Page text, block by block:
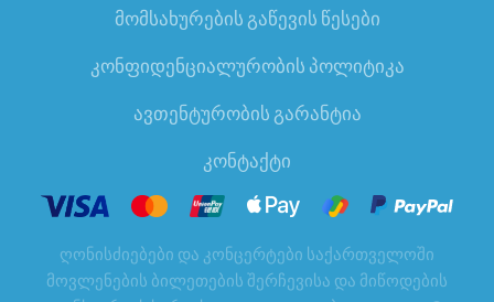
მომსახურების გაწევის წესები
კონფიდენციალურობის პოლიტიკა
ავთენტურობის გარანტია
კონტაქტი
ღონისძიებები და კონცერტები საქართველოში
მოვლენების ბილეთების შერჩევისა და მიწოდების